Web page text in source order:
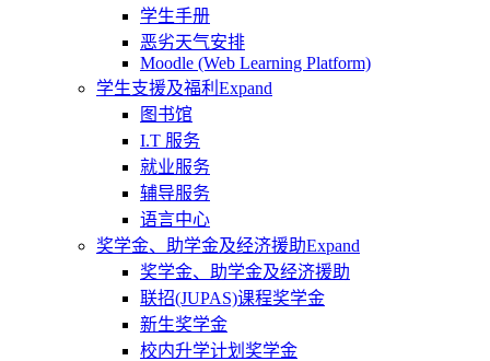
学生手册
恶劣天气安排
Moodle (Web Learning Platform)
学生支援及福利 Expand
图书馆
I.T 服务
就业服务
辅导服务
语言中心
奖学金、助学金及经济援助Expand
奖学金、助学金及经济援助
联招(JUPAS)课程奖学金
新生奖学金
校内升学计划奖学金